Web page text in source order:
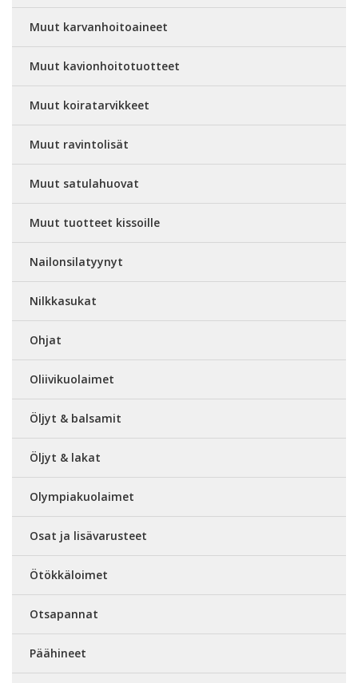
Muut karvanhoitoaineet
Muut kavionhoitotuotteet
Muut koiratarvikkeet
Muut ravintolisät
Muut satulahuovat
Muut tuotteet kissoille
Nailonsilatyynyt
Nilkkasukat
Ohjat
Oliivikuolaimet
Öljyt & balsamit
Öljyt & lakat
Olympiakuolaimet
Osat ja lisävarusteet
Ötökkäloimet
Otsapannat
Päähineet